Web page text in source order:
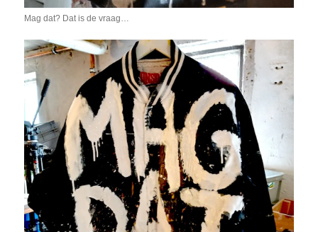
Mag dat? Dat is de vraag…